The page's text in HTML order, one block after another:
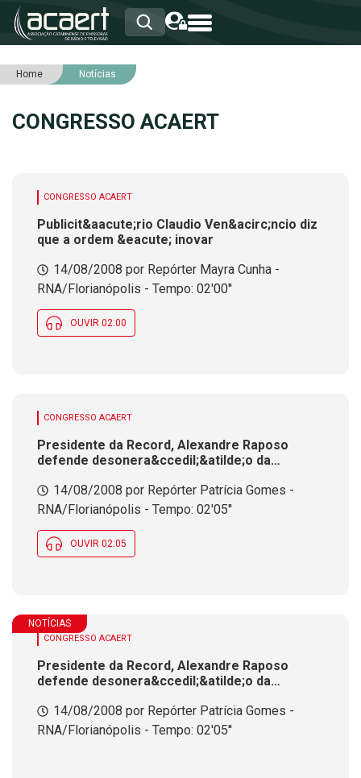
HOME
ASSOCIADOS
SERVIÇOS
Home Notícias
CONGRESSO ACAERT
CONGRESSO ACAERT
Publicit&aacute;rio Claudio Ven&acirc;ncio diz
que a ordem &eacute; inovar
14/08/2008 por Repórter Mayra Cunha -
RNA/Florianópolis - Tempo: 02'00''
OUVIR 02:00
CONGRESSO ACAERT
Presidente da Record, Alexandre Raposo
defende desonera&ccedil;&atilde;o da
tenham pre&ccedil;os acess&iacute;veis
14/08/2008 por Repórter Patrícia Gomes -
RNA/Florianópolis - Tempo: 02'05''
OUVIR 02:05
NOTÍCIAS
CONGRESSO ACAERT
Presidente da Record, Alexandre Raposo
defende desonera&ccedil;&atilde;o da
tenham pre&ccedil;os acess&iacute;veis
14/08/2008 por Repórter Patrícia Gomes -
RNA/Florianópolis - Tempo: 02'05''